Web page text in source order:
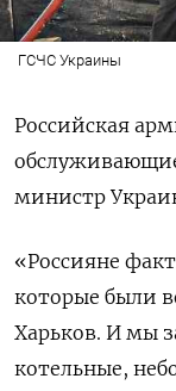
ГСЧС Украины
Российская
министр
«Россияне
которые были
Харьков. И мы
котельные,